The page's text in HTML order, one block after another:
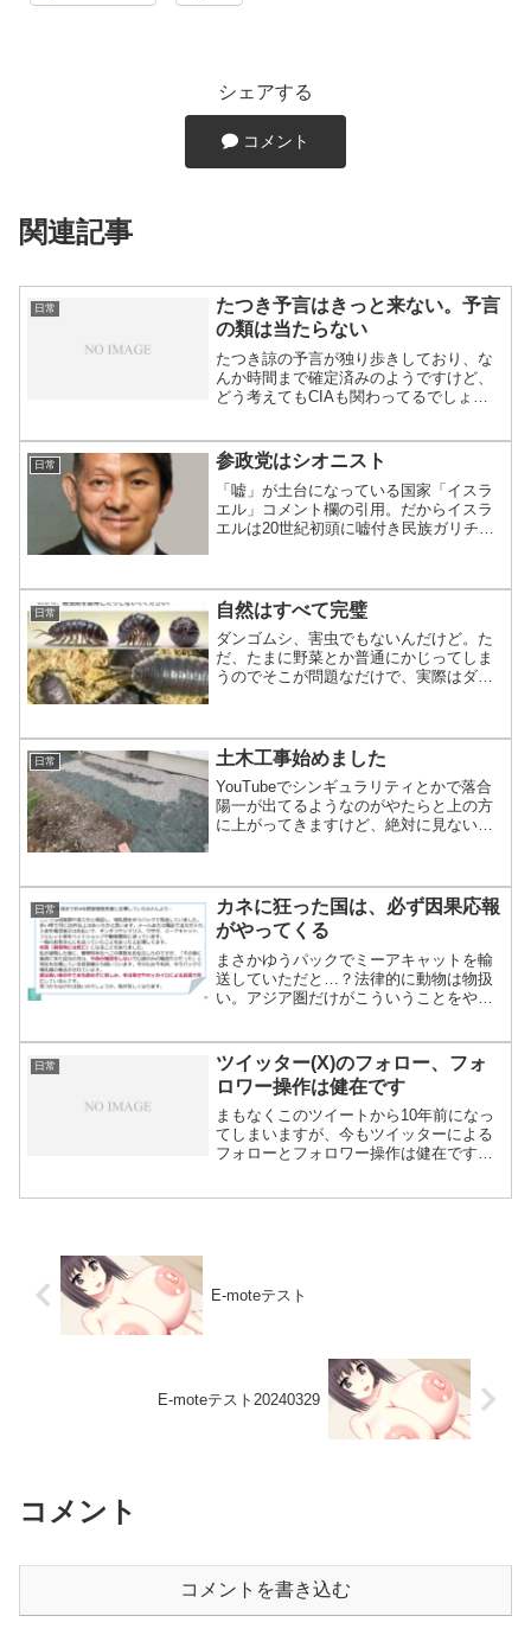
シェアする
コメント
関連記事
日常
たつき予言はきっと来ない。予言
の類は当たらない
たつき諒の予言が独り歩きしており、な
んか時間まで確定済みのようですけど、
どう考えてもCIAも関わってるでしょ。
666=18だよ。数字遊びしてんじゃん。な
めてんのかお...
日常 参政党はシオニスト
「嘘」が土台になっている国家「イスラ
エル」コメント欄の引用。だからイスラ
エルは20世紀初頭に嘘付き民族ガリチア
の永住の地だ」と勝手に宣言して永らく
住んでいたパレスチナ人...
日常 自然はすべて完璧
ダンゴムシ、害虫でもないんだけど。た
だ、たまに野菜とか普通にかじってしま
うのでそこが問題なだけで、実際はダン
ど。そんなにまずい内容か？ 重金属分
解がダメか。そういうこと...
日常 土木工事始めました
YouTubeでシンギュラリティとかで落合
陽一が出てるようなのがやたらと上の方
に上がってきますけど、絶対に見ない
しょ。つまりあっち側なんだからどうい
うことを計画してるか...
日常
カネに狂った国は、必ず因果応報
がやってくる
まさかゆうパックでミーアキャットを輸
送していただと…？法律的に動物は物扱
い。アジア圏だけがこういうことをやっ
れ、自滅するでしょう。動物にやってよ
くて、人間だけはダメとか...
日常
ツイッター(X)のフォロー、フォ
ロワー操作は健在です
まもなくこのツイートから10年前になっ
てしまいますが、今もツイッターによる
フォローとフォロワー操作は健在です。
E-moteテスト
E-moteテスト20240329
コメント
コメントを書き込む